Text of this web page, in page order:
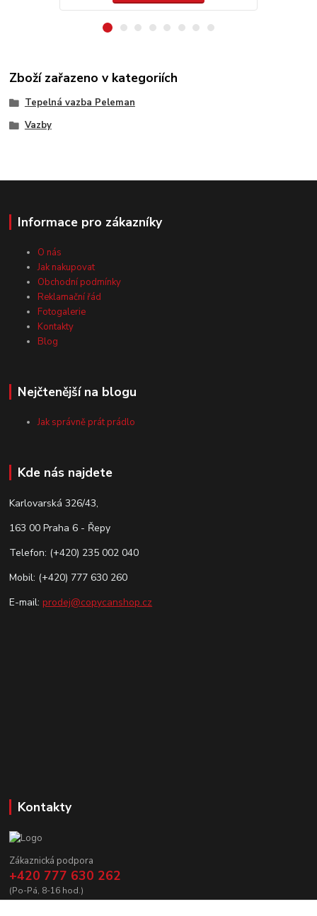
Zboží zařazeno v kategoriích
Tepelná vazba Peleman
Vazby
Informace pro zákazníky
O nás
Jak nakupovat
Obchodní podmínky
Reklamační řád
Fotogalerie
Kontakty
Blog
Nejčtenější na blogu
Jak správně prát prádlo
Kde nás najdete
Karlovarská 326/43,
163 00 Praha 6 - Řepy
Telefon: (+420) 235 002 040
Mobil: (+420) 777 630 260
E-mail: prodej@copycanshop.cz
Kontakty
Zákaznická podpora
+420 777 630 262
(Po-Pá, 8-16 hod.)